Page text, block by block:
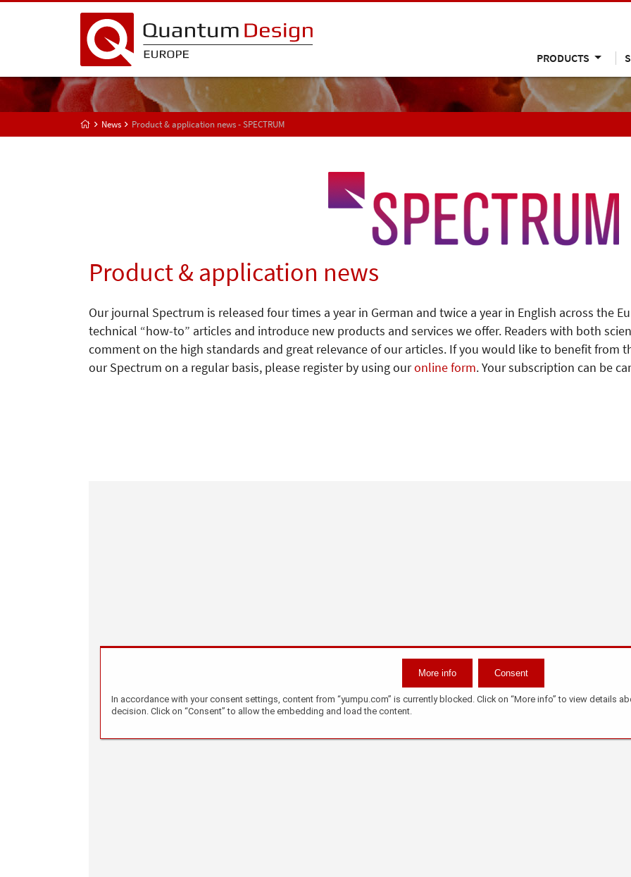
PRODUCTS
News Product & application news - SPECTRUM
Product & application news
Our journal Spectrum is released four times a year in German and twice a year in English across the
technical “how-to” articles and introduce new products and services we offer. Readers with both
comment on the high standards and great relevance of our articles. If you would like to benefit from
our Spectrum on a regular basis, please register by using ouronline form. Your subscription can be